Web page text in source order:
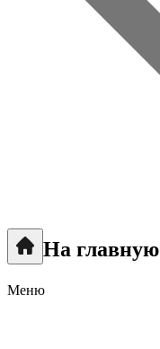
На главную
Меню